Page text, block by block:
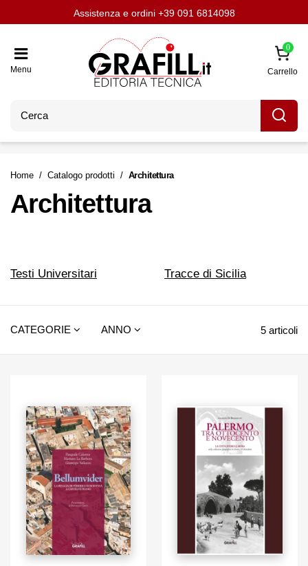
Chi siamoScrivi per noi
Assistenza e ordini +39 091 6814098
Aggiornati con LavoriPubblici.it
Menu
0
Carrello
Testi Universitari Tracce di Sicilia
Home Catalogo prodotti Architettura
Architettura
CATEGORIE ANNO 5 articoli